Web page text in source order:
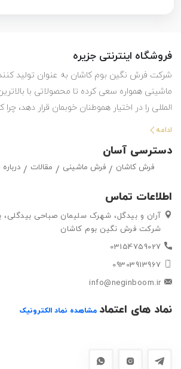
فروشگاه اینترنتی جزیره
شرکت فرش نگین بوم کاشان به عنوان تولید
ماشینی همواره سعی کرده تا محصولاتی با
المللی را در اختیار هموطنان خوبمان قرار دهد،
استفاده از بهترین هاست. این شرکت با تولید
مشتریان خود قرار داده تا بتوانند متناسب با
و گلیم مورد علاقه خود را به راحتی انتتخاب کرده
ادامه
اطلاعات تماس
آران و بیدگل، شهرک سلیمان صباحی بیدگلی،
شرکت فرش نگین بوم کاشان
03154759027
09303913967
info@neginboom.ir
دسترسی آسان
فرش کاشان فرش ماشینی مقالات درباره
نماد های اعتماد مشاهده نماد الکترونیک